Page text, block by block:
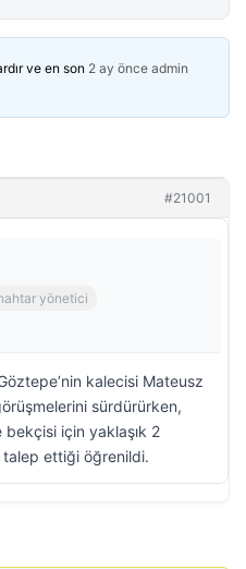
ve en son 2 ay önce admin
#21001
yönetici
kalecisi Mateusz
sürdürürken,
bekçisi için yaklaşık 2
ettiği öğrenildi.